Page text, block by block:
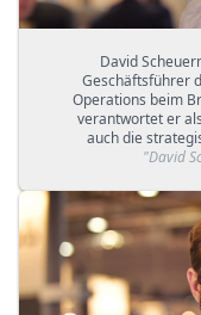
David
Geschäftsführer
Operations beim
verantwortet er
auch die
"David